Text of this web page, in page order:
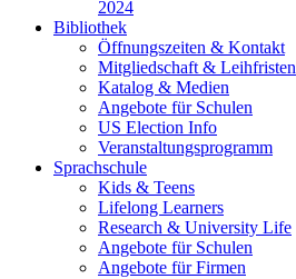
2024
Bibliothek
Öffnungszeiten & Kontakt
Mitgliedschaft & Leihfristen
Katalog & Medien
Angebote für Schulen
US Election Info
Veranstaltungsprogramm
Sprachschule
Kids & Teens
Lifelong Learners
Research & University Life
Angebote für Schulen
Angebote für Firmen